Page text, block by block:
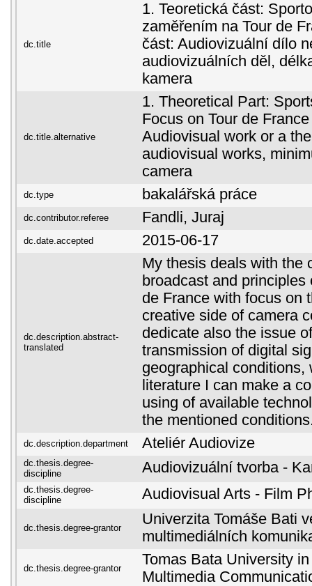
dc.title
1. Teoretická část:
zaměřením na Tour de
část: Audiovizuální dílo
audiovizuálních děl,
kamera
dc.title.alternative
1. Theoretical Part:
Focus on Tour de
Audiovisual work or a
audiovisual works,
camera
dc.type bakalářská práce
dc.contributor.referee Fandli, Juraj
dc.date.accepted 2015-06-17
dc.description.abstract-
translated
My thesis deals with the
broadcast and principles
de France with focus on
creative side of camera
dedicate also the issue
transmission of digital
geographical conditions,
literature I can make a
using of available
the mentioned
dc.description.department Ateliér Audiovize
dc.thesis.degree-
discipline
Audiovizuální tvorba -
dc.thesis.degree-
discipline
Audiovisual Arts - Film
dc.thesis.degree-grantor
Univerzita Tomáše Bati
multimediálních
dc.thesis.degree-grantor
Tomas Bata University
Multimedia